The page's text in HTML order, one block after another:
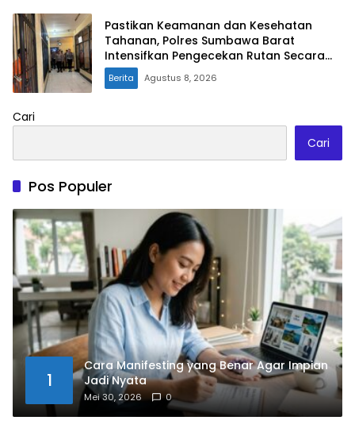
Pastikan Keamanan dan Kesehatan
Tahanan, Polres Sumbawa Barat
Intensifkan Pengecekan Rutan Secara
Berkala
Berita Agustus 8, 2026
Cari
Cari
Pos Populer
1
Cara Manifesting yang Benar Agar Impian
Jadi Nyata
Mei 30, 2026 0